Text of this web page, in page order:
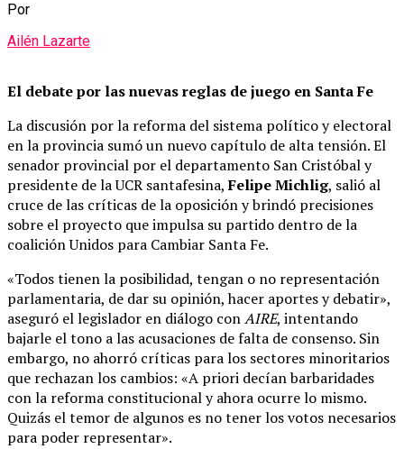
Por
Ailén Lazarte
El debate por las nuevas reglas de juego en Santa Fe
La discusión por la reforma del sistema político y electoral
en la provincia sumó un nuevo capítulo de alta tensión. El
senador provincial por el departamento San Cristóbal y
presidente de la UCR santafesina,Felipe Michlig, salió al
cruce de las críticas de la oposición y brindó precisiones
sobre el proyecto que impulsa su partido dentro de la
coalición Unidos para Cambiar Santa Fe.
«Todos tienen la posibilidad, tengan o no representación
parlamentaria, de dar su opinión, hacer aportes y debatir»,
aseguró el legislador en diálogo conAIRE, intentando
bajarle el tono a las acusaciones de falta de consenso. Sin
embargo, no ahorró críticas para los sectores minoritarios
que rechazan los cambios: «A priori decían barbaridades
con la reforma constitucional y ahora ocurre lo mismo.
Quizás el temor de algunos es no tener los votos necesarios
para poder representar».